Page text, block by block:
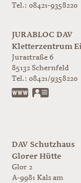
Tel.: 08421-9358220
JURABLOC DAV
Kletterzentrum
Jurastraße 6
85132 Schernfeld
Tel.: 08421/9358220
DAV Schutzhaus
Glorer Hütte
Glor 2
A-9981 Kals am